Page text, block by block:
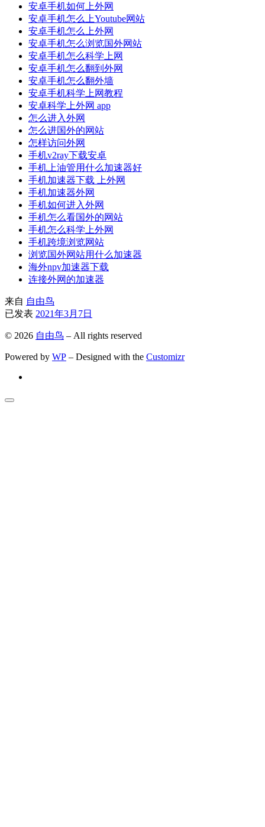
安卓手机如何上外网
安卓手机怎么上Youtube网站
安卓手机怎么上外网
安卓手机怎么浏览国外网站
安卓手机怎么科学上网
安卓手机怎么翻到外网
安卓手机怎么翻外墙
安卓手机科学上网教程
安卓科学上外网 app
怎么进入外网
怎么进国外的网站
怎样访问外网
手机v2ray下载安卓
手机上油管用什么加速器好
手机加速器下载 上外网
手机加速器外网
手机如何进入外网
手机怎么看国外的网站
手机怎么科学上外网
手机跨境浏览网站
浏览国外网站用什么加速器
海外npv加速器下载
连接外网的加速器
来自 自由鸟
已发表 2021年3月7日
© 2026 自由鸟 – All rights reserved
Powered by WP – Designed with the Customizr